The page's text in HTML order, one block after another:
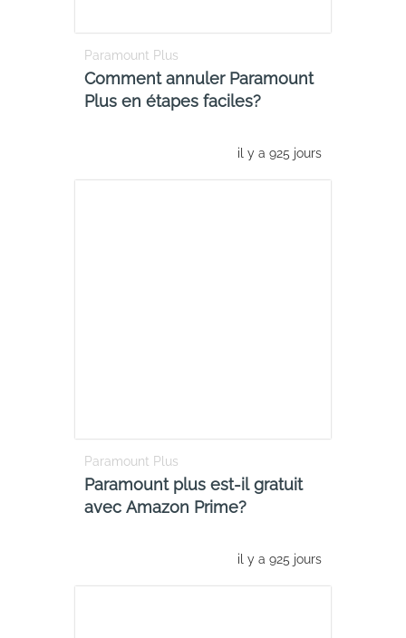
Paramount Plus
Comment annuler Paramount
Plus en étapes faciles?
il y a 925 jours
Paramount Plus
Paramount plus est-il gratuit
avec Amazon Prime?
il y a 925 jours